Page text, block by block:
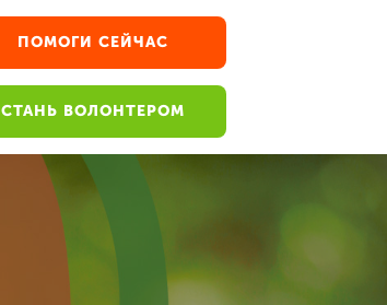
ПОМОГИ СЕЙЧАС
СТАНЬ ВОЛОНТЕРОМ